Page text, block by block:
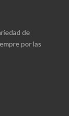
de
por las